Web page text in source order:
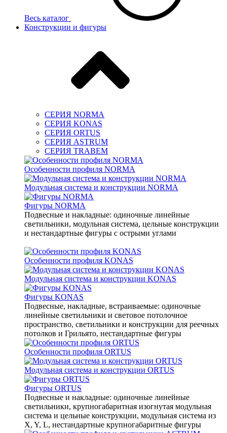
Весь каталог
Конструкции и фигуры
СЕРИЯ NORMA
СЕРИЯ KONAS
СЕРИЯ ORTUS
СЕРИЯ ASTRUM
СЕРИЯ TRABEM
Особенности профиля NORMA
Модульная система и конструкции NORMA
Фигуры NORMA
Подвесные и накладные: одиночные линейные
светильники, модульная система, цельные конструкции
и нестандартные фигуры с острыми углами
Особенности профиля KONAS
Модульная система и конструкции KONAS
Фигуры KONAS
Подвесные, накладные, встраиваемые: одиночные
линейные светильники и световое потолочное
пространство, светильники и конструкции для реечных
потолков и Грильято, нестандартные фигуры
Особенности профиля ORTUS
Модульная система и конструкции ORTUS
Фигуры ORTUS
Подвесные и накладные: одиночные линейные
светильники, крупногабаритная изогнутая модульная
система и цельные конструкции, модульная система из
X, Y, L, нестандартные крупногабаритные фигуры